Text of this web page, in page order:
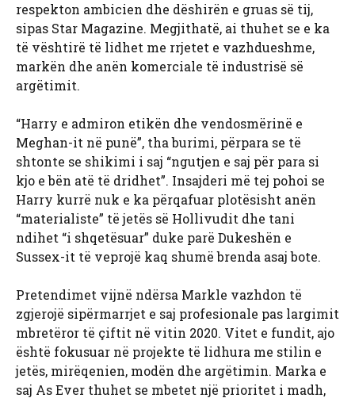
respekton ambicien dhe dëshirën e gruas së tij,
sipas Star Magazine. Megjithatë, ai thuhet se e ka
të vështirë të lidhet me rrjetet e vazhdueshme,
markën dhe anën komerciale të industrisë së
argëtimit.
“Harry e admiron etikën dhe vendosmërinë e
Meghan-it në punë”, tha burimi, përpara se të
shtonte se shikimi i saj “ngutjen e saj për para si
kjo e bën atë të dridhet”. Insajderi më tej pohoi se
Harry kurrë nuk e ka përqafuar plotësisht anën
“materialiste” të jetës së Hollivudit dhe tani
ndihet “i shqetësuar” duke parë Dukeshën e
Sussex-it të veprojë kaq shumë brenda asaj bote.
Pretendimet vijnë ndërsa Markle vazhdon të
zgjerojë sipërmarrjet e saj profesionale pas largimit
mbretëror të çiftit në vitin 2020. Vitet e fundit, ajo
është fokusuar në projekte të lidhura me stilin e
jetës, mirëqenien, modën dhe argëtimin. Marka e
saj As Ever thuhet se mbetet një prioritet i madh,